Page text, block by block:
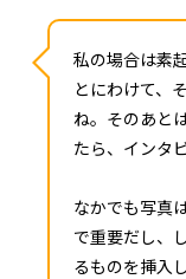
私の場合は素
とにわけて、
ね。そのあと
たら、インタ
なかでも写真
で重要だし、
るものを挿入